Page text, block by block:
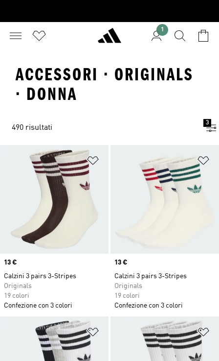
1
ACCESSORI · ORIGINALS
· DONNA
490 risultati
3
Aggiungi alla lista dei desideri
Price
13 €
Calzini 3 pairs 3-Stripes
Originals
19 colori
Confezione con 3 colori
Price
13 €
Calzini 3 pairs 3-Stripes
Originals
19 colori
Confezione con 3 colori
Aggiungi alla lista dei desideri